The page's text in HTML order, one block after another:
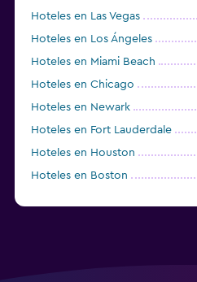
Hoteles en Las Vegas
Hoteles en Los Ángeles
Hoteles en Miami Beach
Hoteles en Chicago
Hoteles en Newark
Hoteles en Fort Lauderdale
Hoteles en Houston
Hoteles en Boston